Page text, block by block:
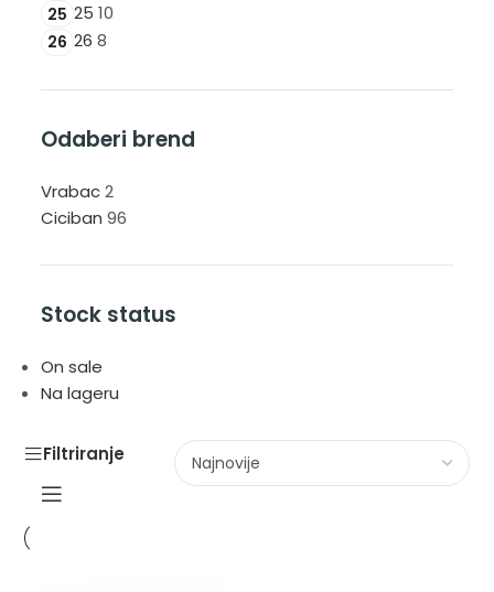
25 25 10
26 26 8
Odaberi brend
Vrabac 2
Ciciban 96
Stock status
On sale
Na lageru
Filtriranje